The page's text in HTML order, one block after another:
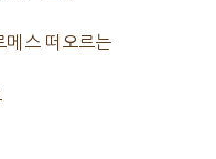
메스 떠오르는